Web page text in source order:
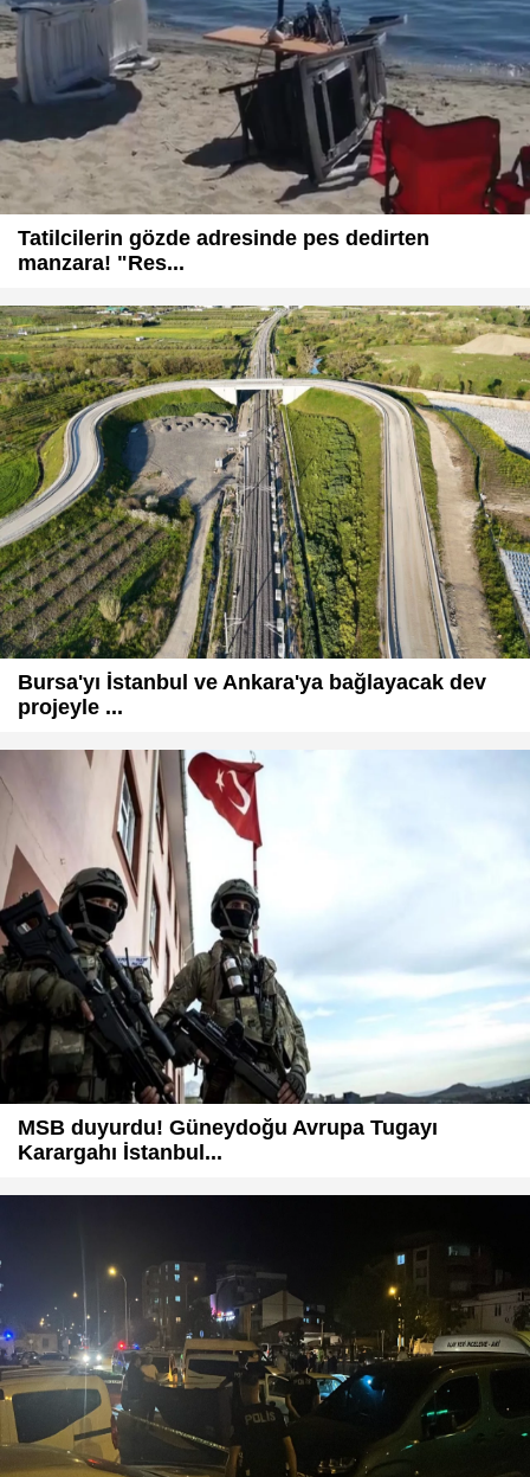
Tatilcilerin gözde adresinde pes dedirten
manzara! "Res...
Bursa'yı İstanbul ve Ankara'ya bağlayacak dev
projeyle ...
MSB duyurdu! Güneydoğu Avrupa Tugayı
Karargahı İstanbul...